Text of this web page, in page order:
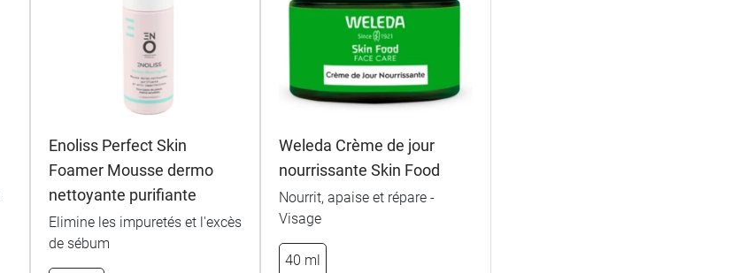
Enoliss Perfect Skin
Foamer Mousse dermo
nettoyante purifiante
Elimine les impuretés et l'excès
de sébum
Weleda Crème de jour
nourrissante Skin Food
Nourrit, apaise et répare -
Visage
40 ml